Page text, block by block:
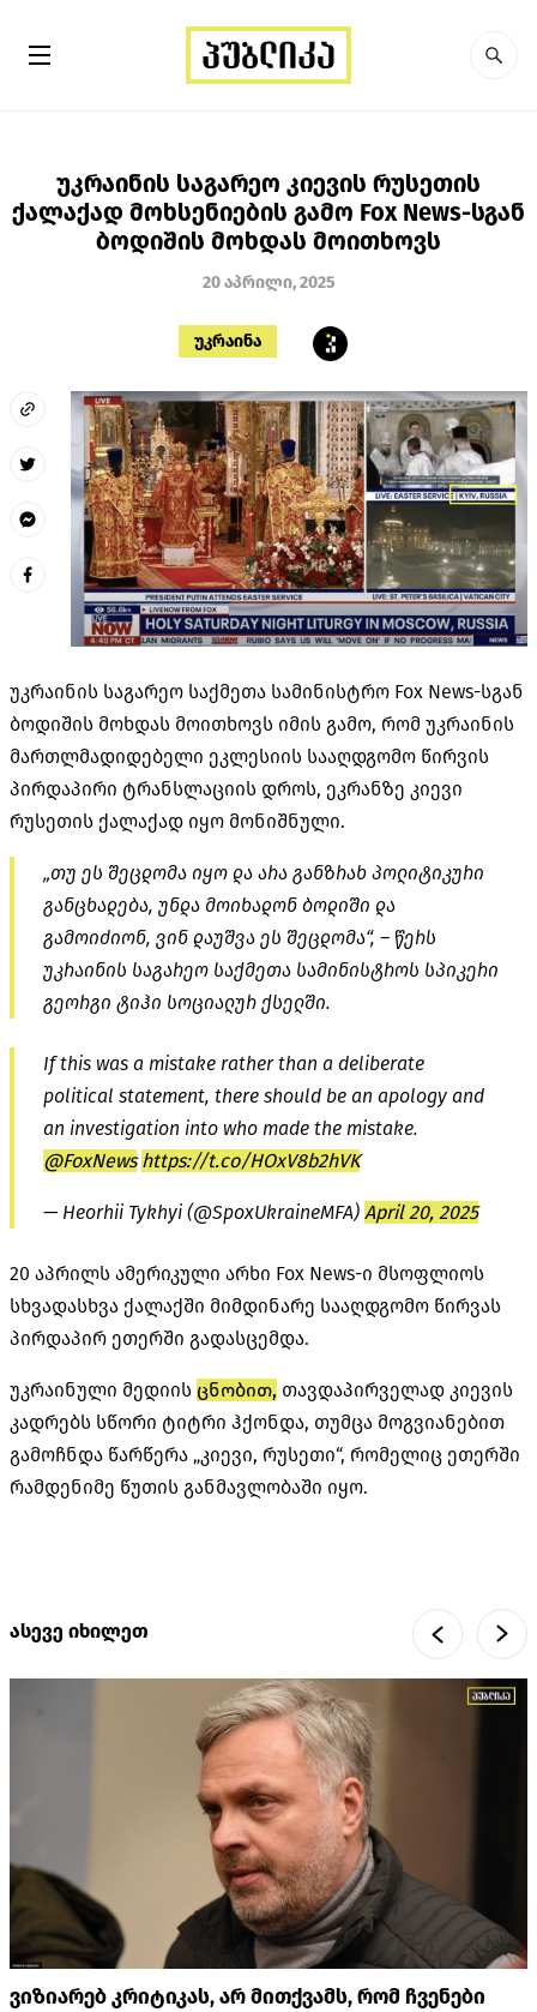
უკრაინის საგარეო კიევის რუსეთის
ქალაქად მოხსენიების გამო Fox News-სგან
ბოდიშის მოხდას მოითხოვს
20 აპრილი, 2025
უკრაინა
უკრაინის საგარეო საქმეთა სამინისტრო Fox News-სგან
ბოდიშის მოხდას მოითხოვს იმის გამო, რომ უკრაინის
მართლმადიდებელი ეკლესიის სააღდგომო წირვის
პირდაპირი ტრანსლაციის დროს, ეკრანზე კიევი
რუსეთის ქალაქად იყო მონიშნული.
„თუ ეს შეცდომა იყო და არა განზრახ პოლიტიკური
განცხადება, უნდა მოიხადონ ბოდიში და
გამოიძიონ, ვინ დაუშვა ეს შეცდომა“, – წერს
უკრაინის საგარეო საქმეთა სამინისტროს სპიკერი
გეორგი ტიჰი სოციალურ ქსელში.
If this was a mistake rather than a deliberate
political statement, there should be an apology and
an investigation into who made the mistake.
@FoxNews https://t.co/HOxV8b2hVK
— Heorhii Tykhyi (@SpoxUkraineMFA) April 20, 2025
20 აპრილს ამერიკული არხი Fox News-ი მსოფლიოს
სხვადასხვა ქალაქში მიმდინარე სააღდგომო წირვას
პირდაპირ ეთერში გადასცემდა.
უკრაინული მედიის ცნობით, თავდაპირველად კიევის
კადრებს სწორი ტიტრი ჰქონდა, თუმცა მოგვიანებით
გამოჩნდა წარწერა „კიევი, რუსეთი“, რომელიც ეთერში
რამდენიმე წუთის განმავლობაში იყო.
ასევე იხილეთ
ვიზიარებ კრიტიკას, არ მითქვამს, რომ ჩვენები